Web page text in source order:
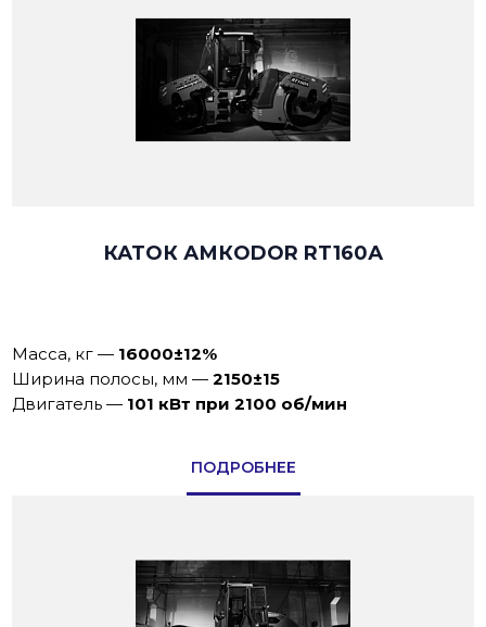
КАТОК АМКОDOR RT160А
Масса, кг— 16000±12%
Ширина полосы, мм —2150±15
Двигатель — 101 кВт при 2100 об/мин
ПОДРОБНЕЕ